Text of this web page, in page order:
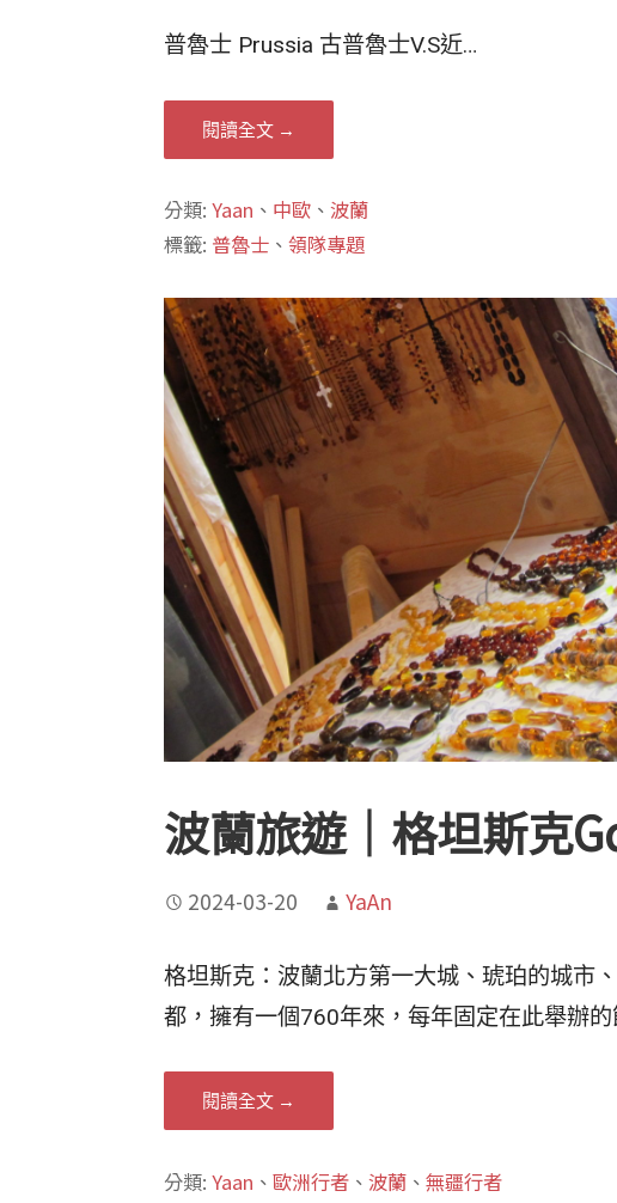
普魯士 Prussia 古普魯士V.S近…
閱讀全文 →
分類:Yaan 、 中歐 、波蘭
標籤: 普魯士 、領隊專題
波蘭旅遊｜格坦斯克
2024-03-20 YaAn
格坦斯克：波蘭北方第一大城、琥珀的城市
都，擁有一個760年來，每年固定在此舉辦的
閱讀全文 →
分類:Yaan 、歐洲行者 、波蘭 、無疆行者